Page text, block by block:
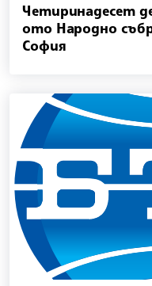
Четиринадесет
ото Народно
София